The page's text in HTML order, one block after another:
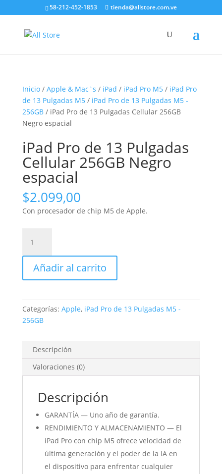
58-212-452-1853 tienda@allstore.com.ve
Inicio/ Apple & Mac`s / iPad / iPad Pro M5/ iPad Pro
de 13 Pulgadas M5/ iPad Pro de 13 Pulgadas M5 -
256GB/ iPad Pro de 13 Pulgadas Cellular 256GB
Negro espacial
iPad Pro de 13 Pulgadas
Cellular 256GB Negro
espacial
$2.099,00
Con procesador de chip M5 de Apple.
Pro
de
Pulgadas
256GB
Negro
espacial
Añadir al carrito
Categorías: Apple, iPad Pro de 13 Pulgadas M5 -
256GB
Descripción
Valoraciones (0)
Descripción
GARANTÍA — Uno año de garantía.
RENDIMIENTO Y ALMACENAMIENTO — El
iPad Pro con chip M5 ofrece velocidad de
última generación y el poder de la IA en
el dispositivo para enfrentar cualquier